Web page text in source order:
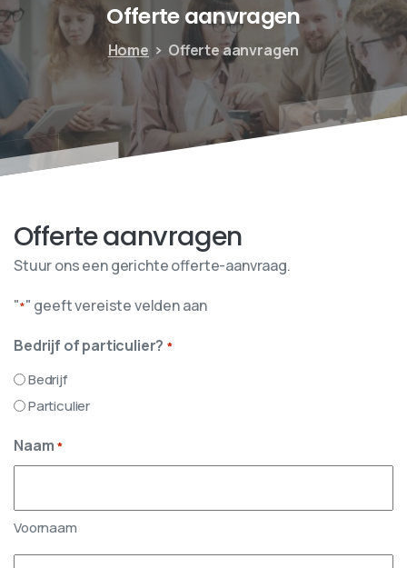
Offerteaanvragen
Home Offerte aanvragen
Offerte aanvragen
Stuur ons een gerichte offerte-aanvraag.
"*" geeft vereiste velden aan
Bedrijf of particulier? *
Bedrijf
Particulier
Naam *
Voornaam